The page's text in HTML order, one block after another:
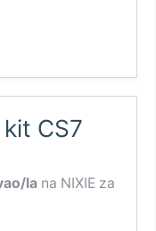
CS7
la na NIXIE za